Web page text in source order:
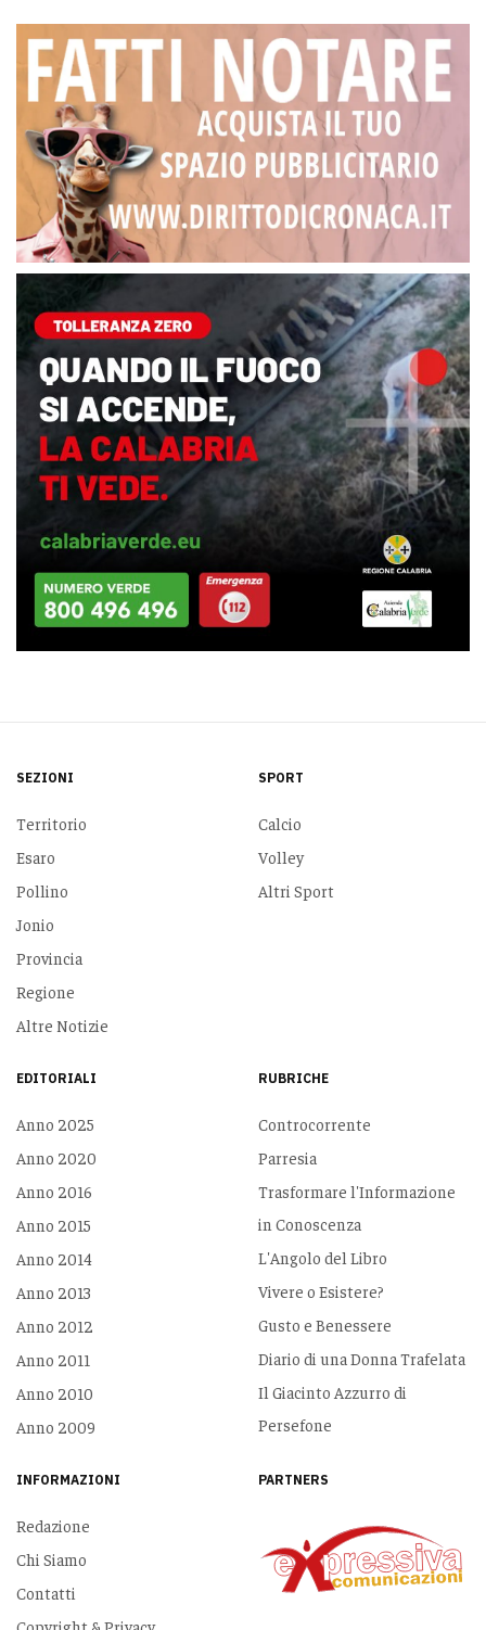
SEZIONI
Territorio
Esaro
Pollino
Jonio
Provincia
Regione
Altre Notizie
SPORT
Calcio
Volley
Altri Sport
EDITORIALI
Anno 2025
Anno 2020
Anno 2016
Anno 2015
Anno 2014
Anno 2013
Anno 2012
Anno 2011
Anno 2010
Anno 2009
RUBRICHE
Controcorrente
Parresia
Trasformare l'Informazione
in Conoscenza
L'Angolo del Libro
Vivere o Esistere?
Gusto e Benessere
Diario di una Donna Trafelata
Il Giacinto Azzurro di
Persefone
INFORMAZIONI
Redazione
Chi Siamo
Contatti
PARTNERS